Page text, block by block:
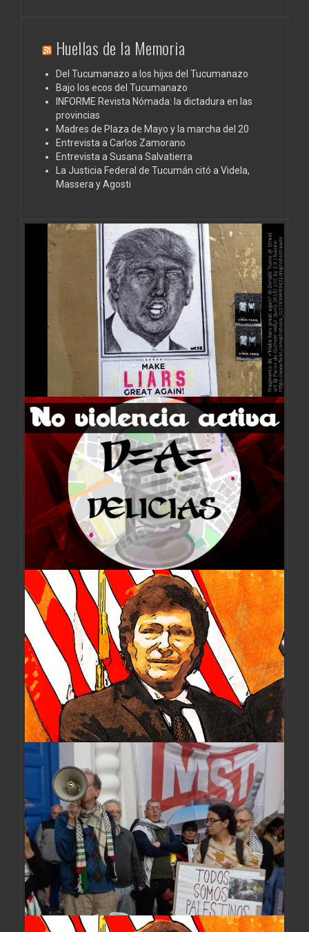
Huellas de la Memoria
Del Tucumanazo a los hijxs del Tucumanazo
Bajo los ecos del Tucumanazo
INFORME Revista Nómada: la dictadura en las
provincias
Madres de Plaza de Mayo y la marcha del 20
Entrevista a Carlos Zamorano
Entrevista a Susana Salvatierra
La Justicia Federal de Tucumán citó a Videla,
Massera y Agosti